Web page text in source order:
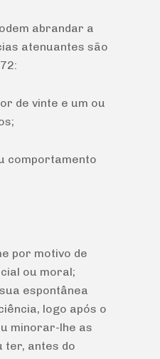
abrandar a
atenuantes são
de vinte e um ou
comportamento
por motivo de
ou moral;
espontânea
logo após o
minorar-lhe as
ter, antes do